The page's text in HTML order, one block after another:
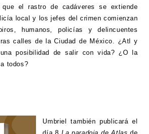
que el rastro de cadáveres se extiende
local y los jefes del crimen comienzan
humanos, policías y delincuentes
calles de la Ciudad de México. ¿Atl y
posibilidad de salir con vida? ¿O la
todos?
Umbriel también publicará el